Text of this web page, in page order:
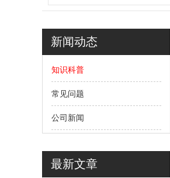
新闻动态
知识科普
常见问题
公司新闻
最新文章